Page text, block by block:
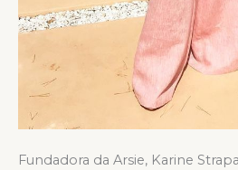
Fundadora da Arsie, Karine